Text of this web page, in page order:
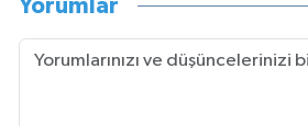
Yorumlar